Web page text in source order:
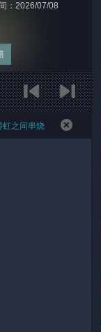
： 2026/07/08
虹之间串烧